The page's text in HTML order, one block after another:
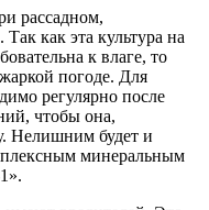
рассадном,
как эта культура на
к влаге, то
погоде. Для
регулярно после
чтобы она,
Нелишним будет и
минеральным